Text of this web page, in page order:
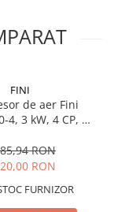
FINI
de aer Fini
4, 3 kW, 4 CP, 10
RON
RON
FURNIZOR